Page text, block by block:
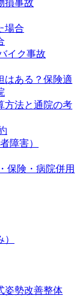
損事故
場合
イク事故
はある？保険適
方法と通院の考
障害）
保険・病院併用
姿勢改善整体